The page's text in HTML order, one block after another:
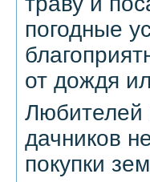
погодные
от дождя
Любителей
дачников
покупки